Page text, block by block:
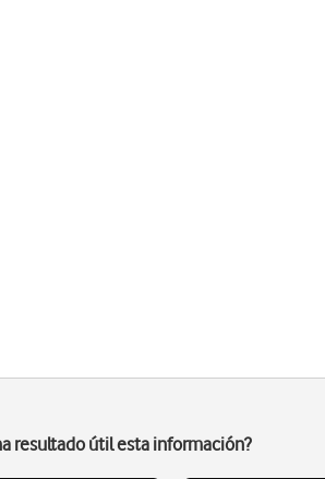
resultado útil esta información?